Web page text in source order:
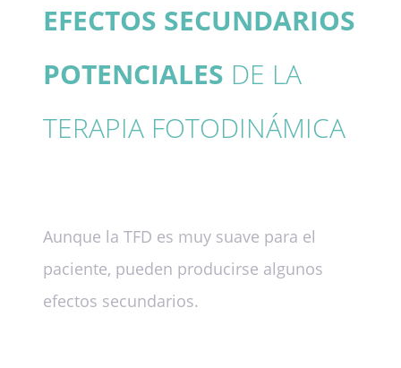
EFECTOS SECUNDARIOS
POTENCIALES DE LA
TERAPIA FOTODINÁMICA
Aunque la TFD es muy suave para el
paciente, pueden producirse algunos
efectos secundarios.